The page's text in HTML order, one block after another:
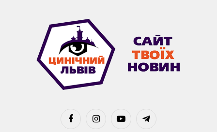
FacebookInstagramYouTube Telegram